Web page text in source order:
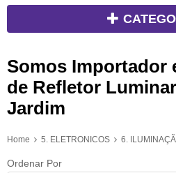
Somos Importador
de Refletor
Jardim
Home 5. ELETRONICOS 6.
Ordenar Por